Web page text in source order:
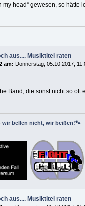
my head“ gewesen, so
aus.... Musiktitel raten
am: Donnerstag, 05.10.2017,
Band, die sonst nicht so oft
wir bellen nicht, wir beißen!🐾
aus.... Musiktitel raten